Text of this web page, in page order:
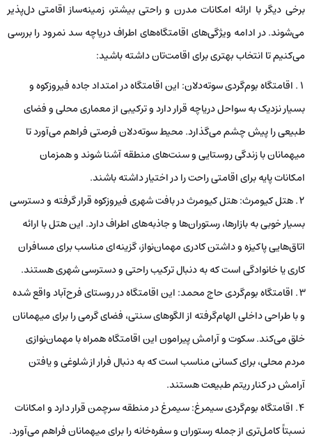
برخی دیگر با ارائه امکانات مدرن و راحتی بیشتر، زمینه‌ساز اقامتی دل‌پذیر
می‌شوند. در ادامه ویژگی‌های اقامتگاه‌های اطراف دریاچه سد نمرود را بررسی
می‌کنیم تا انتخاب بهتری برای اقامت‌تان داشته باشید:
اقامتگاه بوم‌گردی سوته‌دلان: این اقامتگاه در امتداد جاده فیروزکوه و
بسیار نزدیک به سواحل دریاچه قرار دارد و ترکیبی از معماری محلی و فضای
طبیعی را پیش چشم می‌گذارد. محیط سوته‌دلان فرصتی فراهم می‌آورد تا
میهمانان با زندگی روستایی و سنت‌های منطقه آشنا شوند و همزمان
امکانات پایه برای اقامتی راحت را در اختیار داشته باشند.
هتل کیومرث: هتل کیومرث در بافت شهری فیروزکوه قرار گرفته و دسترسی
بسیار خوبی به بازارها، رستوران‌ها و جاذبه‌های اطراف دارد. این هتل با ارائه
اتاق‌هایی پاکیزه و داشتن کادری مهمان‌نواز، گزینه‌ای مناسب برای مسافران
کاری یا خانوادگی است که به دنبال ترکیب راحتی و دسترسی شهری‌ هستند.
اقامتگاه بوم‌گردی حاج محمد: این اقامتگاه در روستای فرح‌آباد واقع شده
و با طراحی داخلی الهام‌گرفته از الگوهای سنتی، فضای گرمی را برای میهمانان
خلق می‌کند. سکوت و آرامش پیرامون این اقامتگاه همراه با مهمان‌نوازی
مردم محلی، برای کسانی مناسب است که به دنبال فرار از شلوغی و یافتن
آرامش در کنار ریتم طبیعت هستند.
اقامتگاه بوم‌گردی سیمرغ: سیمرغ در منطقه سرچمن قرار دارد و امکانات
نسبتاً کامل‌تری از جمله رستوران و سفره‌خانه را برای میهمانان فراهم می‌آورد.